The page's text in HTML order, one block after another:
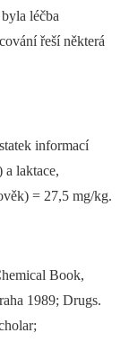
léčba
řeší některá
informací
a laktace,
= 27,5 mg/kg.
Book,
1989; Drugs.